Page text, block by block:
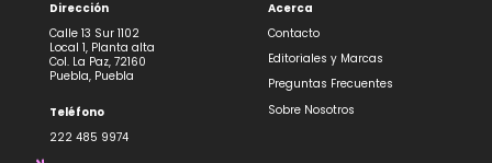
Dirección
Calle 13 Sur 1102
Local 1, Planta alta
Col. La Paz, 72160
Puebla, Puebla
Teléfono
222 485 9974
Acerca
Contacto
Editoriales y Marcas
Preguntas Frecuentes
Sobre Nosotros